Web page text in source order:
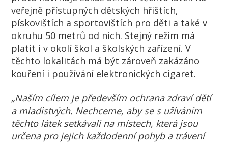
veřejně přístupných dětských hřištích,
pískovištích a sportovištích pro děti a také v
okruhu 50 metrů od nich. Stejný režim má
platit i v okolí škol a školských zařízení. V
těchto lokalitách má být zároveň zakázáno
kouření i používání elektronických cigaret.
„Naším cílem je především ochrana zdraví dětí
a mladistvých. Nechceme, aby se s užíváním
těchto látek setkávali na místech, která jsou
určena pro jejich každodenní pohyb a trávení